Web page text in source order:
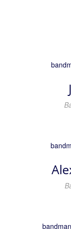
Donateur of
Een korps